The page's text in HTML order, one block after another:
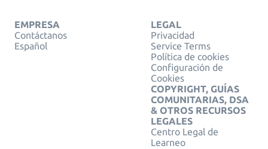
EMPRESA
Contáctanos
Español
LEGAL
Privacidad
Service Terms
Política de cookies
Configuración de
Cookies
COPYRIGHT, GUÍAS
COMUNITARIAS, DSA
& OTROS RECURSOS
LEGALES
Centro Legal de
Learneo